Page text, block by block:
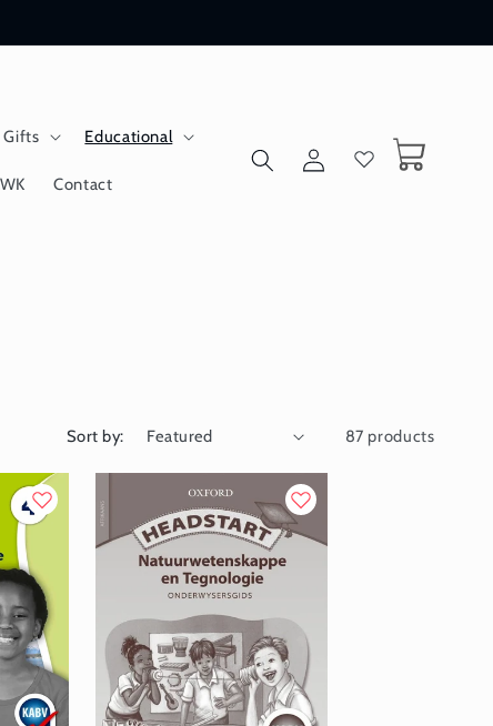
Gifts Educational
Contact
Log
in
Cart
Sort by: 87 products